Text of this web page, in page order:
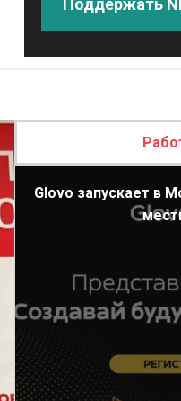
Поддержать
Glovo запускает в